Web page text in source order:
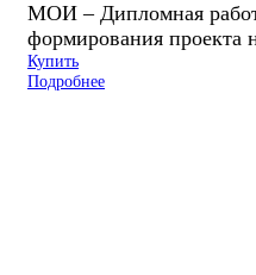
МОИ – Дипломная
формирования проекта
Купить
Подробнее